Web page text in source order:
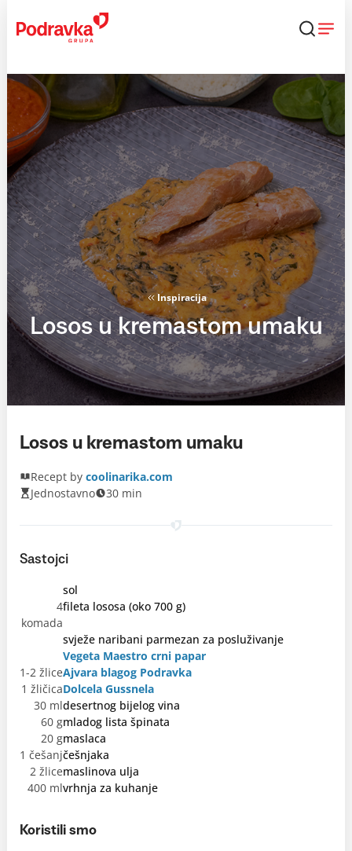
content
Inspiracija
Losos u kremastom umaku
Losos u kremastom umaku
Recept by coolinarika.com
Jednostavno
30 min
Sastojci
sol
4
komada
fileta lososa (oko 700 g)
svježe naribani parmezan za posluživanje
Vegeta Maestro crni papar
1-2 žliceAjvara blagog Podravka
1 žličicaDolcela Gussnela
30 mldesertnog bijelog vina
60 gmladog lista špinata
20 gmaslaca
1 češanjčešnjaka
2 žlicemaslinova ulja
400 mlvrhnja za kuhanje
Koristili smo